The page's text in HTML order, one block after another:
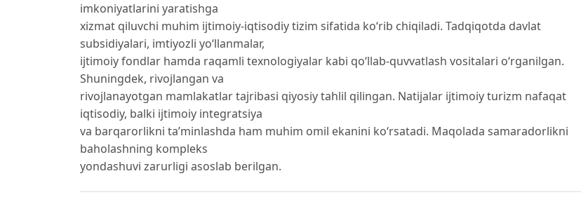
imkoniyatlarini yaratishga
xizmat qiluvchi muhim ijtimoiy-iqtisodiy tizim sifatida ko‘rib chiqiladi. Tadqiqotda davlat
subsidiyalari, imtiyozli yo‘llanmalar,
ijtimoiy fondlar hamda raqamli texnologiyalar kabi qo‘llab-quvvatlash vositalari o‘rganilgan.
Shuningdek, rivojlangan va
rivojlanayotgan mamlakatlar tajribasi qiyosiy tahlil qilingan. Natijalar ijtimoiy turizm nafaqat
iqtisodiy, balki ijtimoiy integratsiya
va barqarorlikni ta’minlashda ham muhim omil ekanini ko‘rsatadi. Maqolada samaradorlikni
baholashning kompleks
yondashuvi zarurligi asoslab berilgan.